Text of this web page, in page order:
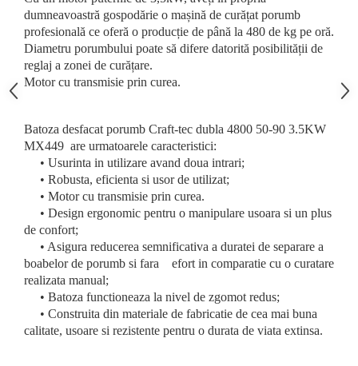
Perii si aparate scame
Stergatoare geam
Umerase pentru haine si suporturi
Uscatoare si standere haine
Bucatarie si electrocasnice
Espressoare si cafetiere
Masini de piper si nuci
Accesorii si consumabile masini de
tocat carne
Autocolant de bucatarie
Blendere
Ceaune
Dozatoare
Fete de masa
Fierbatoare
Friteuze
Statii si pistoale de lipit
Statii si pistoale de lipit
Accesorii, consumabile, piese
Accesorii
electrice
Discuri taiere
Strung
Scule de mana
Accesorii masini de taiat placi
ceramice
Accesorii placi ceramice
Carabine, vartejuri, belciuge
Clesti si truse de sertizare
Fierastraie manuale
Foarfeci constructii
dumneavoastră gospodărie o mașină de curățat porumb
profesională ce oferă o producție de până la 480 de kg pe oră.
Diametru porumbului poate să difere datorită posibilității de
reglaj a zonei de curățare.
Motor cu transmisie prin curea.
Batoza desfacat porumb Craft-tec dubla 4800 50-90 3.5KW
MX449 are urmatoarele caracteristici:
• Usurinta in utilizare avand doua intrari;
• Robusta, eficienta si usor de utilizat;
• Motor cu transmisie prin curea.
• Design ergonomic pentru o manipulare usoara si un plus
de confort;
• Asigura reducerea semnificativa a duratei de separare a
boabelor de porumb si fara efort in comparatie cu o curatare
realizata manual;
• Batoza functioneaza la nivel de zgomot redus;
• Construita din materiale de fabricatie de cea mai buna
calitate, usoare si rezistente pentru o durata de viata extinsa.